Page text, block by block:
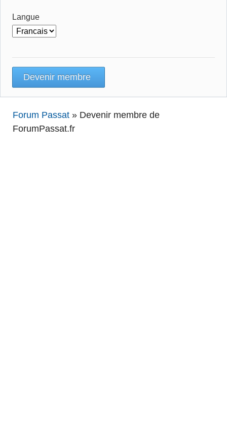
Langue
Forum Passat » Devenir membre de
ForumPassat.fr